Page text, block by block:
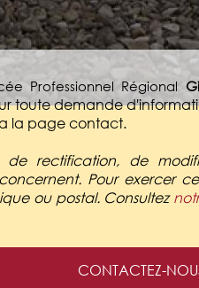
Professionnel Régional
toute demande
la page contact.
de rectification, de
Pour exercer
ou postal. Consultez
CONTACTEZ-